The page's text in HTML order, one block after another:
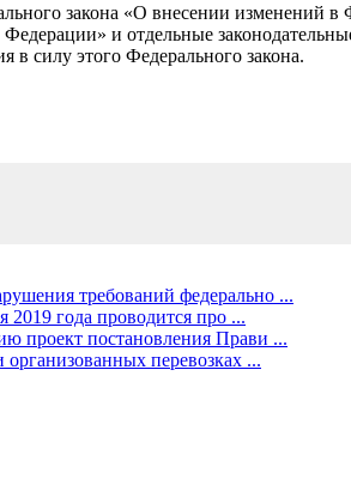
закона «О внесении изменений
и отдельные
в силу этого Федерального закона.
требований федерально ...
2019 года проводится про ...
проект постановления Прави ...
перевозках ...